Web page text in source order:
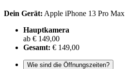
Dein Gerät: Apple iPhone 13 Pro Max
Hauptkamera
ab € 149,00
Gesamt: € 149,00
Wie sind die Öffnungszeiten?